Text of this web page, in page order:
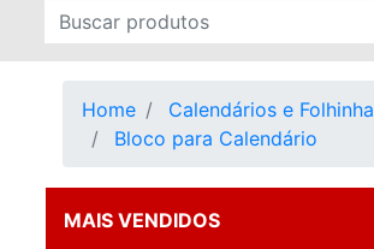
Home
Calendários e Folhinha
Bloco para Calendário
MAIS VENDIDOS